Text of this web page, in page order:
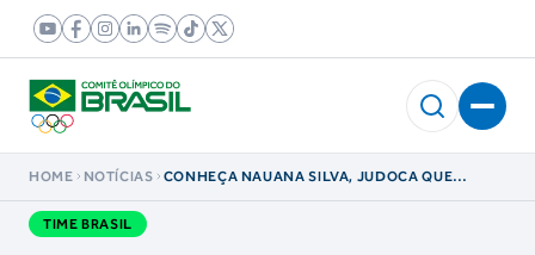
HOME NOTÍCIAS
CONHEÇA NAUANA SILVA, JUDOCA QUE
TIME BRASIL